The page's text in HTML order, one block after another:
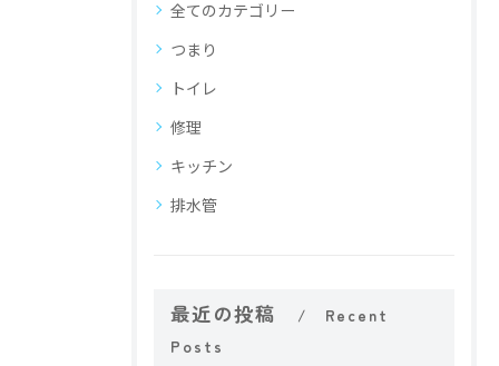
全てのカテゴリー
つまり
トイレ
修理
キッチン
排水管
最近の投稿
Recent
Posts